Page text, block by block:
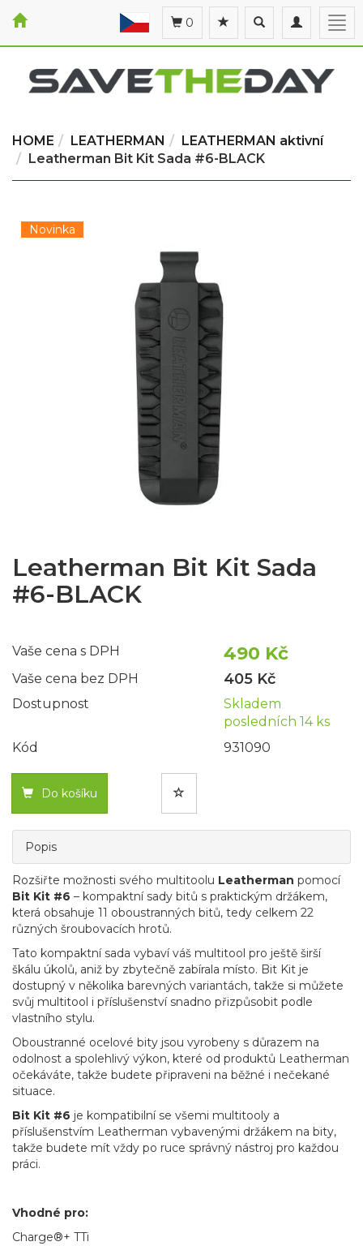
Toggle
navigation
Toggle
search
0
HOME LEATHERMAN
LEATHERMAN aktivní
Leatherman Bit Kit Sada #6-BLACK
Novinka
Leatherman Bit Kit Sada
#6-BLACK
Vaše cena s DPH 490 Kč
Vaše cena bez DPH 405 Kč
Dostupnost
Skladem
posledních 14 ks
Kód
931090
Do košíku
Popis
Rozšiřte možnosti svého multitoolu Leatherman pomocí
Bit Kit #6 – kompaktní sady bitů s praktickým držákem,
která obsahuje 11 oboustranných bitů, tedy celkem 22
různých šroubovacích hrotů.
Tato kompaktní sada vybaví váš multitool pro ještě širší
škálu úkolů, aniž by zbytečně zabírala místo. Bit Kit je
dostupný v několika barevných variantách, takže si můžete
svůj multitool i příslušenství snadno přizpůsobit podle
vlastního stylu.
Oboustranné ocelové bity jsou vyrobeny s důrazem na
odolnost a spolehlivý výkon, které od produktů Leatherman
očekáváte, takže budete připraveni na běžné i nečekané
situace.
Bit Kit #6 je kompatibilní se všemi multitooly a
příslušenstvím Leatherman vybavenými držákem na bity,
takže budete mít vždy po ruce správný nástroj pro každou
práci.
Vhodné pro:
Charge®+ TTi